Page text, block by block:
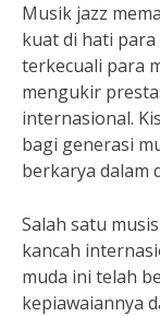
Musik jazz
kuat di hati
terkecuali para
mengukir
internasional.
bagi generasi
berkarya dalam
Salah satu
kancah
muda ini telah
kepiawaiannya